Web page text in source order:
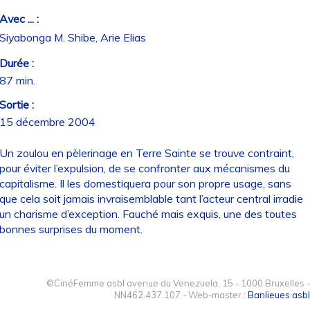
... :
M. Shibe, Arie Elias
:
min.
:
décembre 2004
zoulou en pèlerinage en Terre Sainte se trouve contraint,
éviter l’expulsion, de se confronter aux mécanismes du
Il les domestiquera pour son propre usage, sans
cela soit jamais invraisemblable tant l’acteur central irradie
charisme d’exception. Fauché mais exquis, une des toutes
surprises du moment.
©CinéFemme asbl avenue du Venezuela, 15 - 1000 Bruxelles -
NN462.437.107 - Web-master : Banlieues asbl